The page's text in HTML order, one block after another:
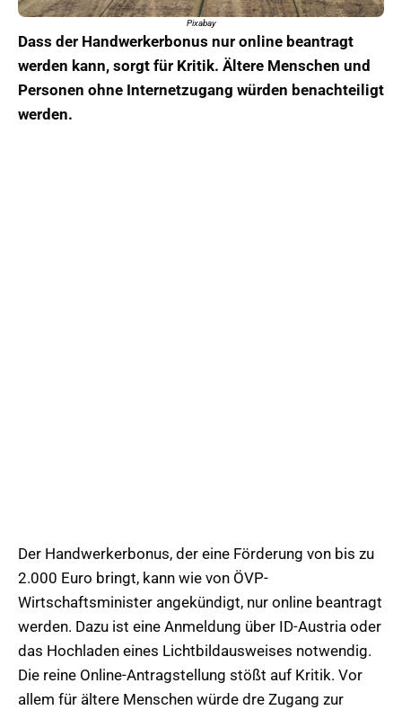
Pixabay
Dass der Handwerkerbonus nur online beantragt
werden kann, sorgt für Kritik. Ältere Menschen und
Personen ohne Internetzugang würden benachteiligt
werden.
Der Handwerkerbonus, der eine Förderung von bis zu
2.000 Euro bringt, kann wie von ÖVP-
Wirtschaftsminister angekündigt, nur online beantragt
werden. Dazu ist eine Anmeldung über ID-Austria oder
das Hochladen eines Lichtbildausweises notwendig.
Die reine Online-Antragstellung stößt auf Kritik. Vor
allem für ältere Menschen würde dre Zugang zur